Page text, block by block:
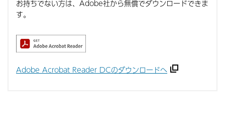
お持ちでない方は、Adobe社から無償でダウンロードできま
す。
Adobe Acrobat Reader DCのダウンロードへ